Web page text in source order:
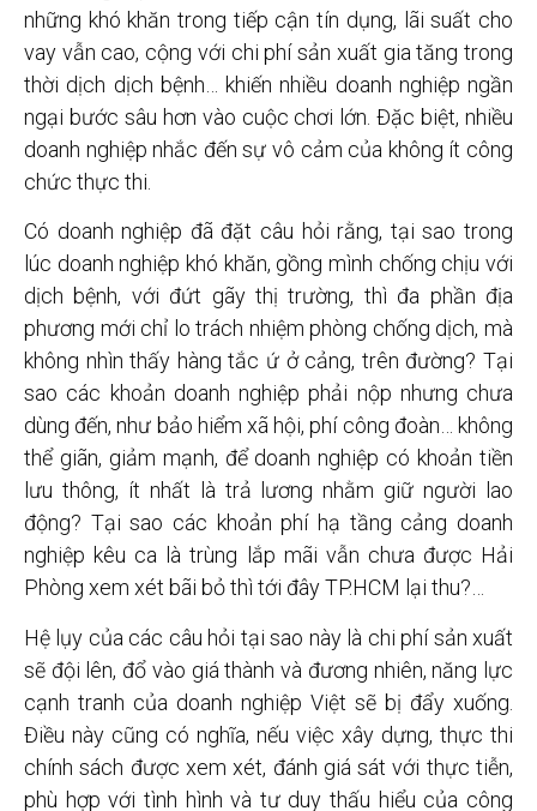
những khó khăn trong tiếp cận tín dụng, lãi suất cho
vay vẫn cao, cộng với chi phí sản xuất gia tăng trong
thời dịch dịch bệnh… khiến nhiều doanh nghiệp ngần
ngại bước sâu hơn vào cuộc chơi lớn. Đặc biệt, nhiều
doanh nghiệp nhắc đến sự vô cảm của không ít công
chức thực thi.
Có doanh nghiệp đã đặt câu hỏi rằng, tại sao trong
lúc doanh nghiệp khó khăn, gồng mình chống chịu với
dịch bệnh, với đứt gãy thị trường, thì đa phần địa
phương mới chỉ lo trách nhiệm phòng chống dịch, mà
không nhìn thấy hàng tắc ứ ở cảng, trên đường? Tại
sao các khoản doanh nghiệp phải nộp nhưng chưa
dùng đến, như bảo hiểm xã hội, phí công đoàn… không
thể giãn, giảm mạnh, để doanh nghiệp có khoản tiền
lưu thông, ít nhất là trả lương nhằm giữ người lao
động? Tại sao các khoản phí hạ tầng cảng doanh
nghiệp kêu ca là trùng lắp mãi vẫn chưa được Hải
Phòng xem xét bãi bỏ thì tới đây TP.HCM lại thu?…
Hệ lụy của các câu hỏi tại sao này là chi phí sản xuất
sẽ đội lên, đổ vào giá thành và đương nhiên, năng lực
cạnh tranh của doanh nghiệp Việt sẽ bị đẩy xuống.
Điều này cũng có nghĩa, nếu việc xây dựng, thực thi
chính sách được xem xét, đánh giá sát với thực tiễn,
phù hợp với tình hình và tư duy thấu hiểu của công